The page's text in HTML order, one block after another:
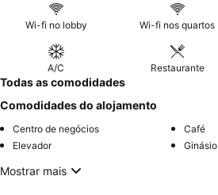
Wi-fi no lobby Wi-fi nos quartos
A/C Restaurante
Todas as comodidades
Comodidades do alojamento
Centro de negócios
Café
Elevador
Ginásio
Mostrar mais